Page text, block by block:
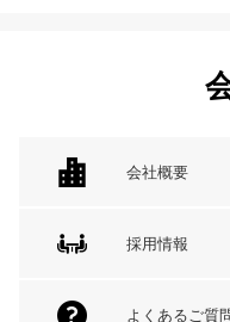
会社概要
採用情報
よくあるご質